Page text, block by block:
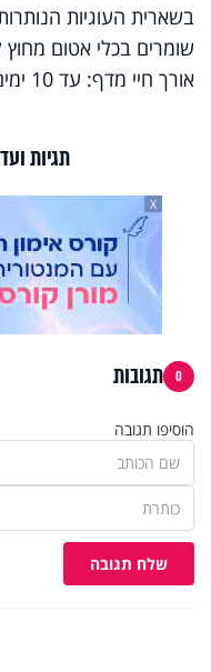
בשארית העוגיות
שומרים בכלי אטום
אורך חיי מדף: עד 10 ימים.
תגיות
X
0 תגובות
הוסיפו תגובה
שלח תגובה